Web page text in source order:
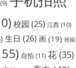
(9)
校园 (25) 江西 (10)
生日 (26) 画 (19) 祝福
自拍 (11) 花 (35)